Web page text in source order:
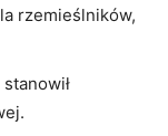
rzemieślników,